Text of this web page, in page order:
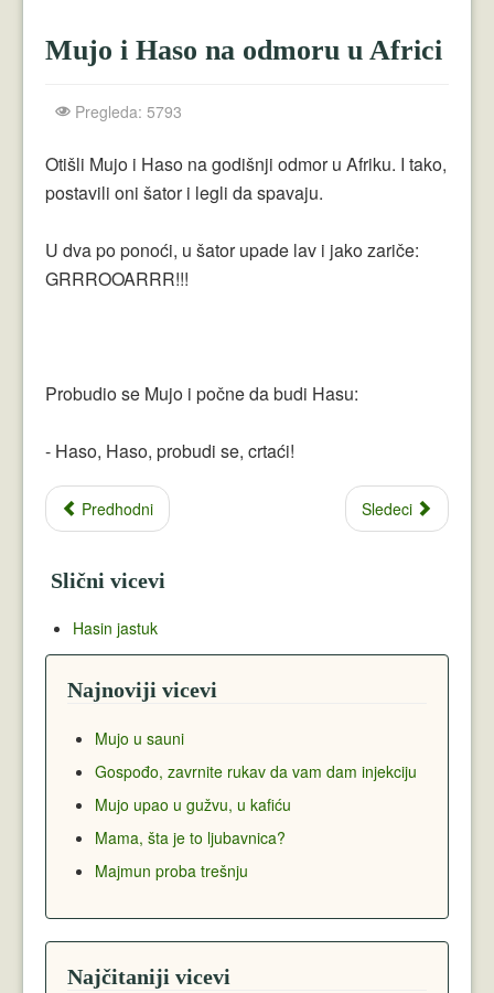
Perica
Piroćanci
Vicevi Dana
Mujo i Haso na odmoru u Africi
Pregleda: 5793
Otišli Mujo i Haso na godišnji odmor u Afriku. I tako,
postavili oni šator i legli da spavaju.
U dva po ponoći, u šator upade lav i jako zariče:
GRRROOARRR!!!
Probudio se Mujo i počne da budi Hasu:
- Haso, Haso, probudi se, crtaći!
Predhodni Sledeci
Slični vicevi
Hasin jastuk
Najnoviji vicevi
Mujo u sauni
Gospođo, zavrnite rukav da vam dam injekciju
Mujo upao u gužvu, u kafiću
Mama, šta je to ljubavnica?
Majmun proba trešnju
Najčitaniji vicevi